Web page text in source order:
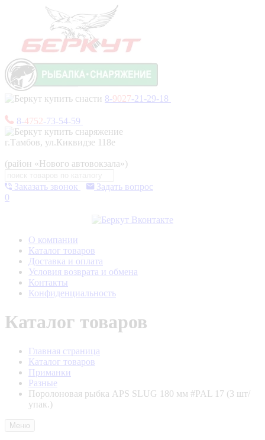
8-9027-21-29-18
8-4752-73-54-59
г.Тамбов, ул.Киквидзе 118е
(район «Нового автовокзала»)
Заказать звонок
Задать вопрос
0
О компании
Каталог товаров
Доставка и оплата
Условия возврата и обмена
Контакты
Конфиденциальность
Каталог товаров
Главная страница
Каталог товаров
Приманки
Разные
Поролоновая рыбка APS SLUG 180 мм #PAL 17 (3 шт/
упак.)
Меню